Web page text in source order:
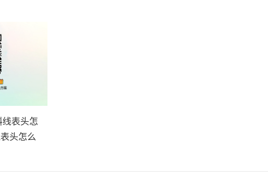
表头怎
头怎么